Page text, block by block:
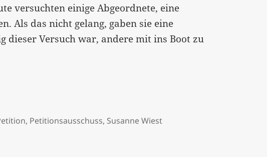
versuchten einige Abgeordnete, eine
Als das nicht gelang, gaben sie eine
dieser Versuch war, andere mit ins Boot zu
, Petitionsausschuss, Susanne Wiest
– Beschlussempfehlung des Petitionsausschusses online